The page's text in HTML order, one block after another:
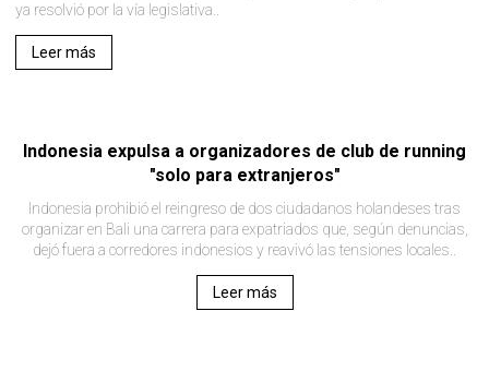
ya resolvió por la vía legislativa..
Leer más
Indonesia expulsa a organizadores de club de running
"solo para extranjeros"
Indonesia prohibió el reingreso de dos ciudadanos holandeses tras
organizar en Bali una carrera para expatriados que, según denuncias,
dejó fuera a corredores indonesios y reavivó las tensiones locales..
Leer más